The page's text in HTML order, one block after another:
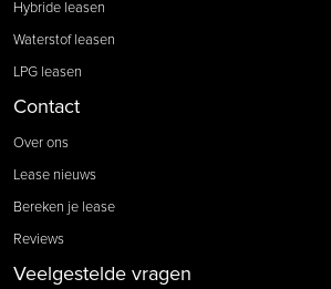
Hybride leasen
Waterstof leasen
LPG leasen
Contact
Over ons
Lease nieuws
Bereken je lease
Reviews
Veelgestelde vragen